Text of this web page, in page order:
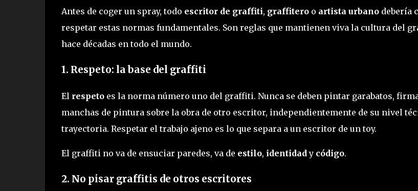
Antes de coger un spray, todo escritor de graffiti, graffiteroo artista urbanodebería
respetar estas normas fundamentales. Son reglas que mantienen viva la cultura del
hace décadas en todo el mundo.
1. Respeto: la base del graffiti
El respetoes la norma número uno del graffiti. Nunca se deben pintar garabatos,
manchas de pintura sobre la obra de otro escritor, independientemente de su nivel
trayectoria. Respetar el trabajo ajeno es lo que separa a un escritor de un toy.
El graffiti no va de ensuciar paredes, va de estilo, identidad y código.
2. No pisar graffitis de otros escritores